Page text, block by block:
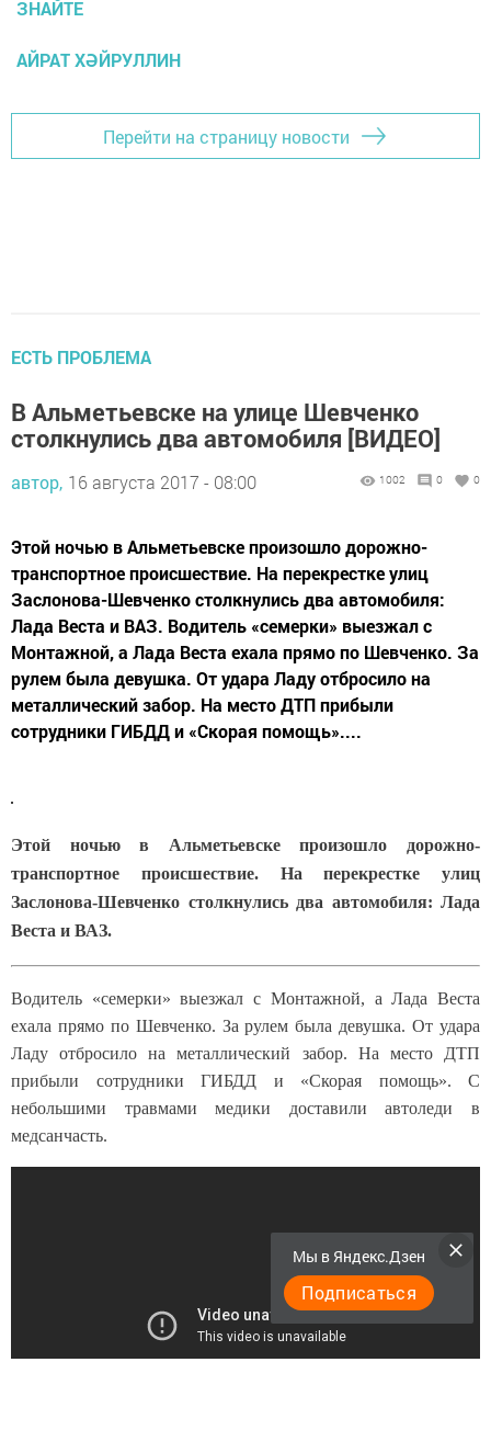
ЗНАЙТЕ
АЙРАТ ХӘЙРУЛЛИН
Перейти на страницу новости
ЕСТЬ ПРОБЛЕМА
В Альметьевске на улице Шевченко
столкнулись два автомобиля [ВИДЕО]
автор, 16 августа 2017 - 08:00 1002 0 0
Этой ночью в Альметьевске произошло дорожно-
транспортное происшествие. На перекрестке улиц
Заслонова-Шевченко столкнулись два автомобиля:
Лада Веста и ВАЗ. Водитель «семерки» выезжал с
Монтажной, а Лада Веста ехала прямо по Шевченко. За
рулем была девушка. От удара Ладу отбросило на
металлический забор. На место ДТП прибыли
сотрудники ГИБДД и «Скорая помощь»....
Этой ночью в Альметьевске произошло дорожно-
транспортное происшествие. На перекрестке улиц
Заслонова-Шевченко столкнулись два автомобиля: Лада
Веста и ВАЗ.
Водитель «семерки» выезжал с Монтажной, а Лада Веста
ехала прямо по Шевченко. За рулем была девушка. От удара
Ладу отбросило на металлический забор. На место ДТП
прибыли сотрудники ГИБДД и «Скорая помощь». С
небольшими травмами медики доставили автоледи в
медсанчасть.
Мы в Яндекс.Дзен
Подписаться